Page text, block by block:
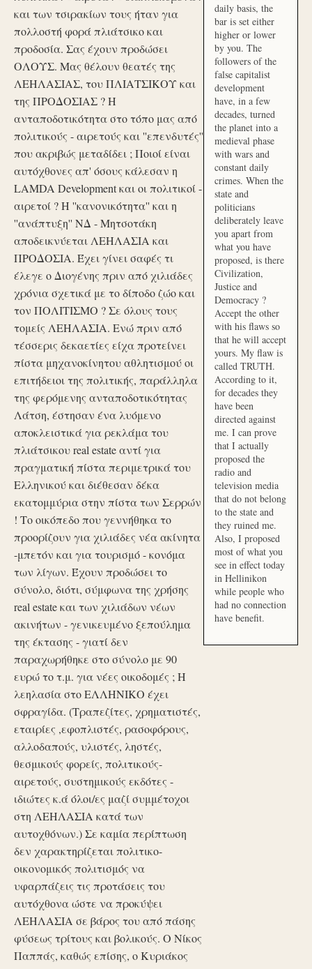
και των τσιρακίων τους ήταν για
πολλοστή φορά πλιάτσικο και
προδοσία. Σας έχουν προδώσει
ΟΛΟΥΣ. Μας θέλουν θεατές της
ΛΕΗΛΑΣΙΑΣ, του ΠΛΙΑΤΣΙΚΟΥ και
της ΠΡΟΔΟΣΙΑΣ ? Η
ανταποδοτικότητα στο τόπο μας από
πολιτικούς - αιρετούς και ''επενδυτές''
που ακριβώς μεταδίδει ; Ποιοί είναι
αυτόχθονες απ' όσους κάλεσαν η
LAMDA Development και οι πολιτικοί -
αιρετοί ? Η ''κανονικότητα'' και η
''ανάπτυξη'' ΝΔ - Μητσοτάκη
αποδεικνύεται ΛΕΗΛΑΣΙΑ και
ΠΡΟΔΟΣΙΑ. Έχει γίνει σαφές τι
έλεγε ο Διογένης πριν από χιλιάδες
χρόνια σχετικά με το δίποδο ζώο και
τον ΠΟΛΙΤΙΣΜΟ ? Σε όλους τους
τομείς ΛΕΗΛΑΣΙΑ. Ενώ πριν από
τέσσερις δεκαετίες είχα προτείνει
πίστα μηχανοκίνητου αθλητισμού οι
επιτήδειοι της πολιτικής, παράλληλα
της φερόμενης ανταποδοτικότητας
Λάτση, έστησαν ένα λυόμενο
αποκλειστικά για ρεκλάμα του
πλιάτσικου real estate αντί για
πραγματική πίστα περιμετρικά του
Ελληνικού και διέθεσαν δέκα
εκατομμύρια στην πίστα των Σερρών
! Το οικόπεδο που γεννήθηκα το
προορίζουν για χιλιάδες νέα ακίνητα
-μπετόν και για τουρισμό - κονόμα
των λίγων. Έχουν προδώσει το
σύνολο, διότι, σύμφωνα της χρήσης
real estate και των χιλιάδων νέων
ακινήτων - γενικευμένο ξεπούλημα
της έκτασης - γιατί δεν
παραχωρήθηκε στο σύνολο με 90
ευρώ το τ.μ. για νέες οικοδομές ; Η
λεηλασία στο ΕΛΛΗΝΙΚΟ έχει
σφραγίδα. (Τραπεζίτες, χρηματιστές,
εταιρίες ,εφοπλιστές, ρασοφόρους,
αλλοδαπούς, υλιστές, ληστές,
θεσμικούς φορείς, πολιτικούς-
αιρετούς, συστημικούς εκδότες -
ιδιώτες κ.ά όλοι/ες μαζί συμμέτοχοι
στη ΛΕΗΛΑΣΙΑ κατά των
αυτοχθόνων.) Σε καμία περίπτωση
δεν χαρακτηρίζεται πολιτικο-
οικονομικός πολιτισμός να
υφαρπάζεις τις προτάσεις του
αυτόχθονα ώστε να προκύψει
ΛΕΗΛΑΣΙΑ σε βάρος του από πάσης
φύσεως τρίτους και βολικούς. Ο Νίκος
Παππάς, καθώς επίσης, ο Κυριάκος
daily basis, the
bar is set either
higher or lower
by you. The
followers of the
false capitalist
development
have, in a few
decades, turned
the planet into a
medieval phase
with wars and
constant daily
crimes. When the
state and
politicians
deliberately leave
you apart from
what you have
proposed, is there
Civilization,
Justice and
Democracy ?
Accept the other
with his flaws so
that he will accept
yours. My flaw is
called TRUTH.
According to it,
for decades they
have been
directed against
me. I can prove
that I actually
proposed the
radio and
television media
that do not belong
to the state and
they ruined me.
Also, I proposed
most of what you
see in effect today
in Hellinikon
while people who
had no connection
have benefit.